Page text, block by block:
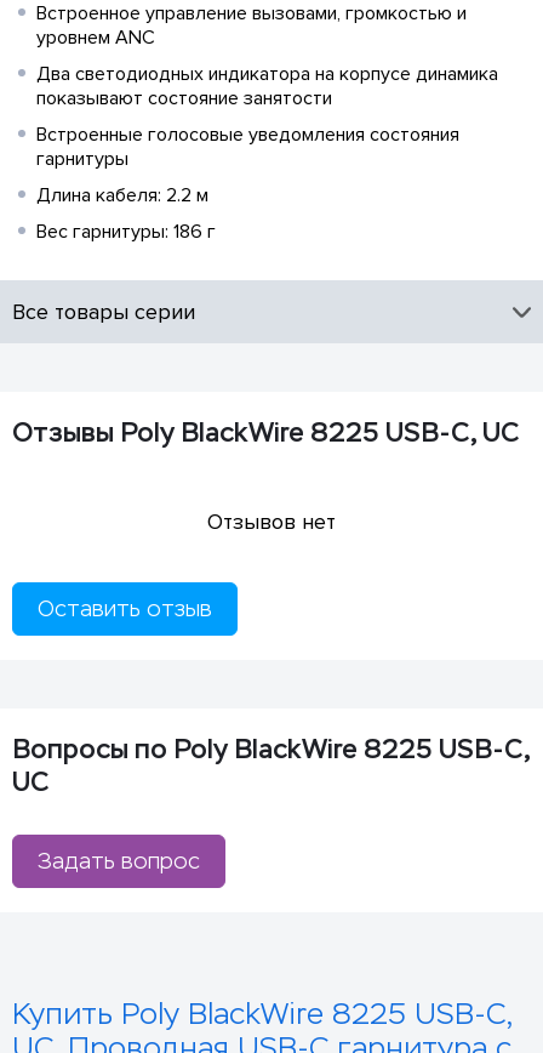
Встроенное управление вызовами, громкостью и
уровнем ANC
Два светодиодных индикатора на корпусе динамика
показывают состояние занятости
Встроенные голосовые уведомления состояния
гарнитуры
Длина кабеля: 2.2 м
Вес гарнитуры: 186 г
Все товары серии
Отзывы Poly BlackWire 8225 USB-C, UC
Отзывов нет
Оставить отзыв
Вопросы по Poly BlackWire 8225 USB-C,
UC
Задать вопрос
Купить Poly BlackWire 8225 USB-C,